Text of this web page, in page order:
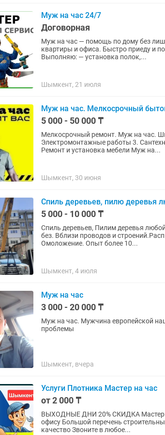
Муж на час 24/7
Договорная
Муж на час — помощь по дому без лишних хлопот Оказываю
квартиры и офиса. Быстро приеду и
Выполняю: — установка полок,...
Шымкент, 21 июля
Муж на час. Мелкосрочный
5 000 - 50 000 ₸
Мелкосрочный ремонт. Муж на час.
Электромонтажные работы 3.
Ремонт и установка мебели Муж на...
Шымкент, 30 июня
Спиль деревьев, пилю деревья
5 000 - 10 000 ₸
Спиль деревьев, Пилим деревья
без. Вблизи проводов и
Омоложение. Опыт более 10...
Шымкент, 4 июля
Муж на час
3 000 - 20 000 ₸
Муж на час. Мужчина европейской
проблемы
Шымкент, вчера
Услуги Плотника Мастер на час
от 2 000 ₸
ВЫХОДНЫЕ ДНИ 20% СКИДКА Мастер с опытом работы. Устранит любую проблему по дому и
офису Большой перечень строительных услуги (электрик, плотник, сантехник) Гарантия
качество Звоните в любое...